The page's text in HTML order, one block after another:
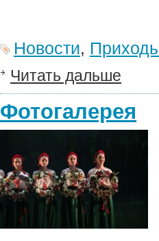
Новости,
Читать дальше
Фотогалерея